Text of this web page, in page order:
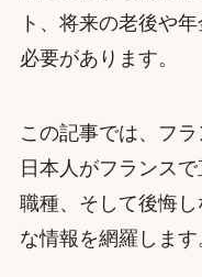
ト、将来の老後や
必要があります。
この記事では、フラ
日本人がフランス
職種、そして後悔
な情報を網羅します